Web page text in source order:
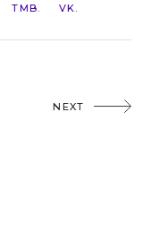
TMB VK
NEXT